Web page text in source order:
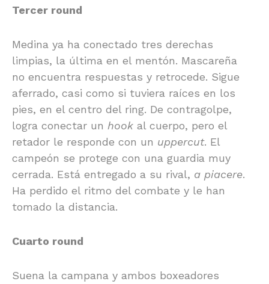
Tercer round
Medina ya ha conectado tres derechas
limpias, la última en el mentón. Mascareña
no encuentra respuestas y retrocede. Sigue
aferrado, casi como si tuviera raíces en los
pies, en el centro del ring. De contragolpe,
logra conectar un hook al cuerpo, pero el
retador le responde con un uppercut. El
campeón se protege con una guardia muy
cerrada. Está entregado a su rival, a piacere.
Ha perdido el ritmo del combate y le han
tomado la distancia.
Cuarto round
Suena la campana y ambos boxeadores